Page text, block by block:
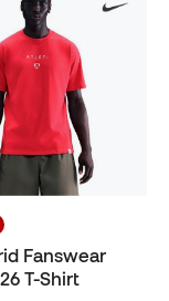
Fanswear
T-Shirt